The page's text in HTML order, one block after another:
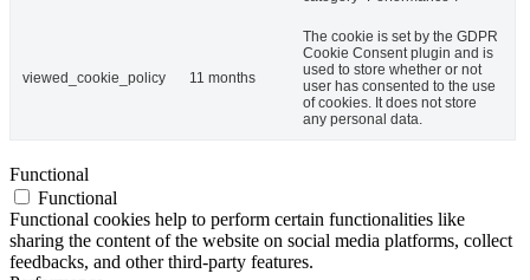
viewed_cookie_policy 11 months
The cookie is set by the GDPR
Cookie Consent plugin and is
used to store whether or not
user has consented to the use
of cookies. It does not store
any personal data.
Functional
Functional
Functional cookies help to perform certain functionalities like
sharing the content of the website on social media platforms, collect
feedbacks, and other third-party features.